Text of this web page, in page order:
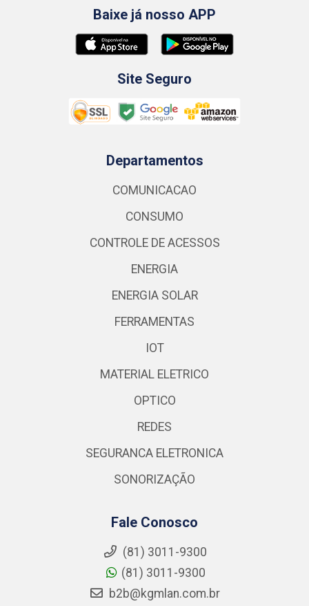
Baixe já nosso APP
Site Seguro
Departamentos
COMUNICACAO
CONSUMO
CONTROLE DE ACESSOS
ENERGIA
ENERGIA SOLAR
FERRAMENTAS
IOT
MATERIAL ELETRICO
OPTICO
REDES
SEGURANCA ELETRONICA
SONORIZAÇÃO
Fale Conosco
(81) 3011-9300
(81) 3011-9300
b2b@kgmlan.com.br